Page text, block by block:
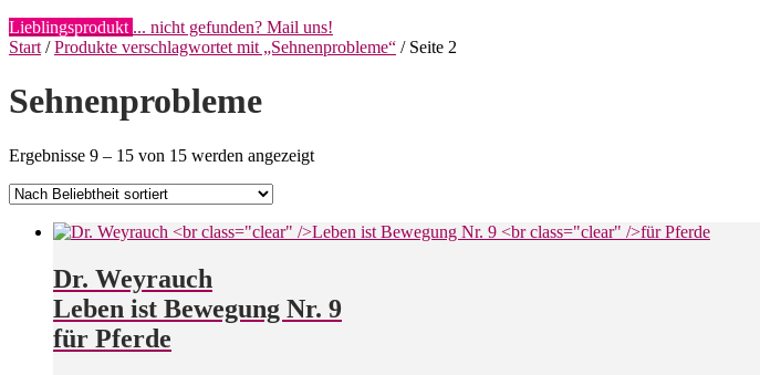
Lieblingsprodukt ... nicht gefunden? Mail uns!
Start /Produkte verschlagwortet mit „Sehnenprobleme“ / Seite 2
Sehnenprobleme
Ergebnisse 9 – 15 von 15 werden angezeigtNach
Dr. Weyrauch
Leben ist Bewegung Nr. 9
für Pferde